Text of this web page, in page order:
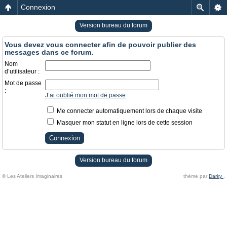
Connexion
Version bureau du forum
Vous devez vous connecter afin de pouvoir publier des
messages dans ce forum.
Nom
d’utilisateur :
Mot de passe
:
J’ai oublié mon mot de passe
Me connecter automatiquement lors de chaque visite
Masquer mon statut en ligne lors de cette session
Version bureau du forum
© Les Ateliers Imaginaires thème par Darky